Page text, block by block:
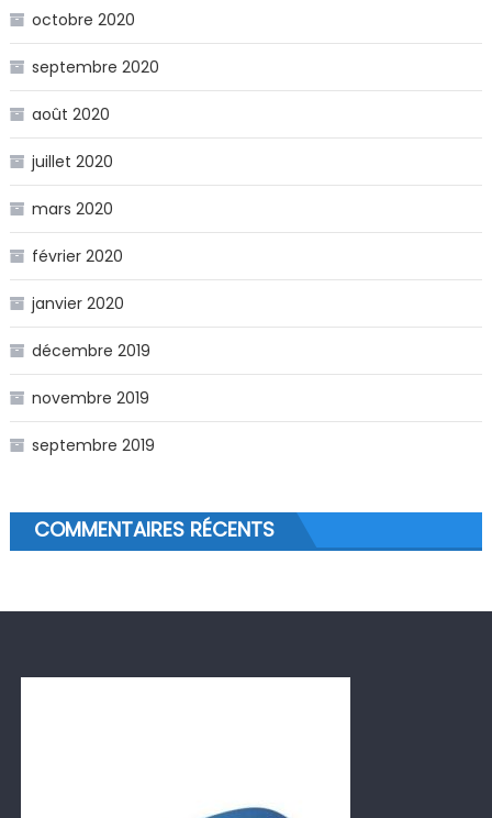
octobre 2020
septembre 2020
août 2020
juillet 2020
mars 2020
février 2020
janvier 2020
décembre 2019
novembre 2019
septembre 2019
COMMENTAIRES RÉCENTS